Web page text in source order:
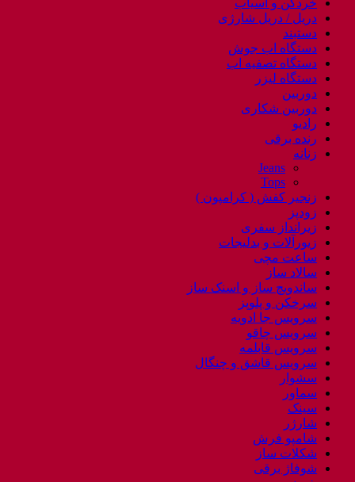
دریل / دریل شارژی
دستبند
دستگاه اب جوش
دستگاه تصفیه اب
دستگاه لیزر
دوربین
دوربین شکاری
رادیو
رنده برقی
زنانه
Jeans
Tops
زنجیر کفش ( کرامپون )
زودپز
زیرانداز سفری
زیورآلات و بدلیجات
ساعت مچی
سالاد ساز
ساندویچ ساز و اسنک ساز
سرخکن و پلوپز
سرویس جا ادویه
سرویس چاقو
سرویس قابلمه
سرویس قاشق و چنگال
سشوار
سماور
سینک
شارژر
شامپو فرش
شکلات ساز
شوفاژ برقی